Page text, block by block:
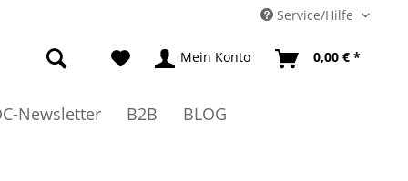
Service/Hilfe
Mein Konto 0,00 € *
Newsletter B2B BLOG